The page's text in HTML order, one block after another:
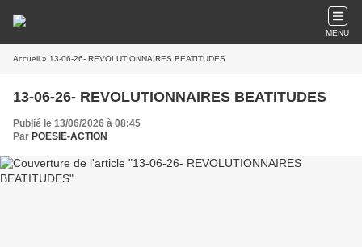
MENU
Accueil » 13-06-26- REVOLUTIONNAIRES BEATITUDES
13-06-26- REVOLUTIONNAIRES BEATITUDES
Publié le 13/06/2026 à 08:45
Par POESIE-ACTION